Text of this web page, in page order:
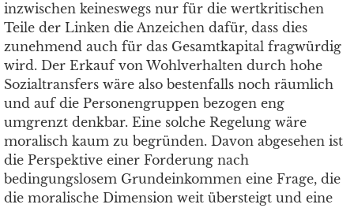
inzwischen keineswegs nur für die wertkritischen
Teile der Linken die Anzeichen dafür, dass dies
zunehmend auch für das Gesamtkapital fragwürdig
wird. Der Erkauf von Wohlverhalten durch hohe
Sozialtransfers wäre also bestenfalls noch räumlich
und auf die Personengruppen bezogen eng
umgrenzt denkbar. Eine solche Regelung wäre
moralisch kaum zu begründen. Davon abgesehen ist
die Perspektive einer Forderung nach
bedingungslosem Grundeinkommen eine Frage, die
die moralische Dimension weit übersteigt und eine